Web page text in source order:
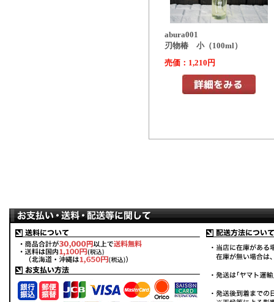
abura001
刃物椿 小（100ml）
売価：1,210円